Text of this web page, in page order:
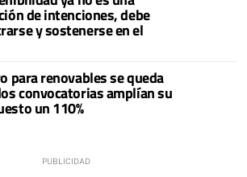
de intenciones, debe
y sostenerse en el
para renovables se queda
convocatorias amplían su
un 110%